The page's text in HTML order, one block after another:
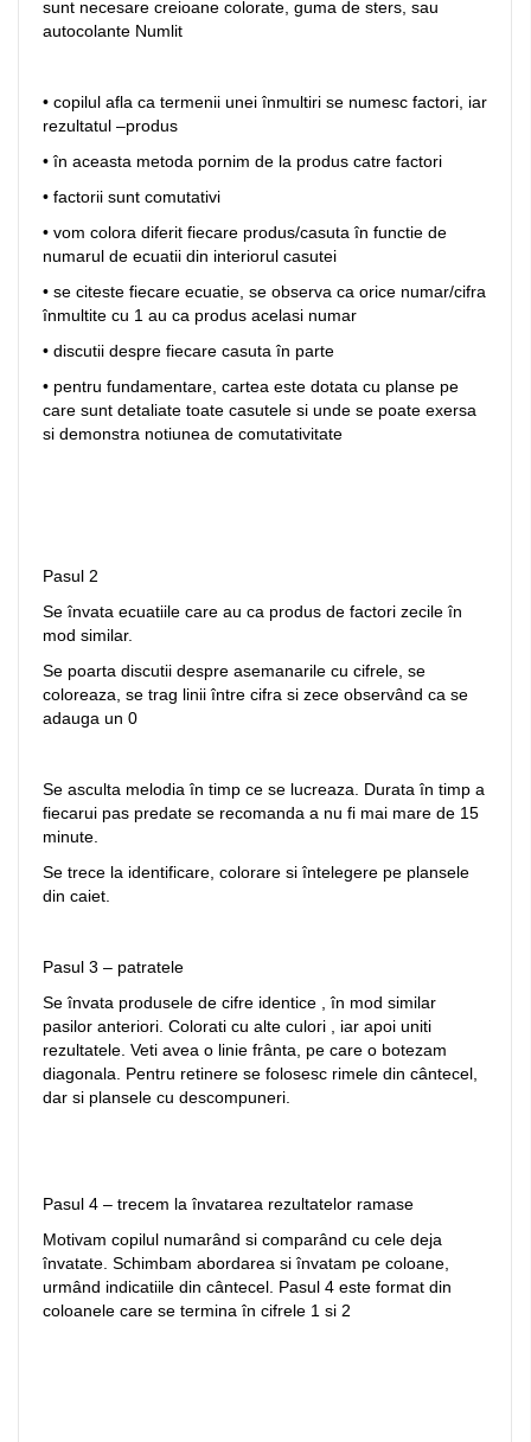
sunt necesare creioane colorate, guma de sters, sau
autocolante Numlit
• copilul afla ca termenii unei înmultiri se numesc factori, iar
rezultatul –produs
• în aceasta metoda pornim de la produs catre factori
• factorii sunt comutativi
• vom colora diferit fiecare produs/casuta în functie de
numarul de ecuatii din interiorul casutei
• se citeste fiecare ecuatie, se observa ca orice numar/cifra
înmultite cu 1 au ca produs acelasi numar
• discutii despre fiecare casuta în parte
• pentru fundamentare, cartea este dotata cu planse pe
care sunt detaliate toate casutele si unde se poate exersa
si demonstra notiunea de comutativitate
Pasul 2
Se învata ecuatiile care au ca produs de factori zecile în
mod similar.
Se poarta discutii despre asemanarile cu cifrele, se
coloreaza, se trag linii între cifra si zece observând ca se
adauga un 0
Se asculta melodia în timp ce se lucreaza. Durata în timp a
fiecarui pas predate se recomanda a nu fi mai mare de 15
minute.
Se trece la identificare, colorare si întelegere pe plansele
din caiet.
Pasul 3 – patratele
Se învata produsele de cifre identice , în mod similar
pasilor anteriori. Colorati cu alte culori , iar apoi uniti
rezultatele. Veti avea o linie frânta, pe care o botezam
diagonala. Pentru retinere se folosesc rimele din cântecel,
dar si plansele cu descompuneri.
Pasul 4 – trecem la învatarea rezultatelor ramase
Motivam copilul numarând si comparând cu cele deja
învatate. Schimbam abordarea si învatam pe coloane,
urmând indicatiile din cântecel. Pasul 4 este format din
coloanele care se termina în cifrele 1 si 2